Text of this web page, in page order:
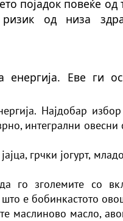
појадок повеќе од
од низа
енергија. Еве ги
Најдобар
интегрални овесни
грчки јогурт,
го зголемите со
е бобинкастото
маслиново масло,